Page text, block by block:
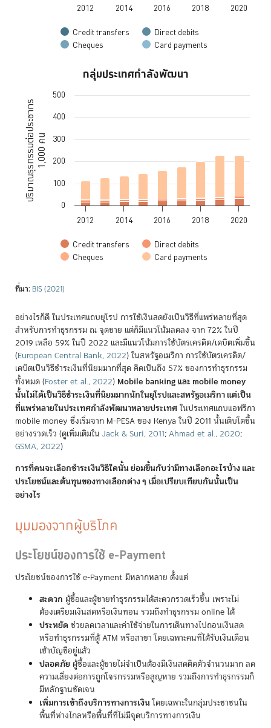
Credit transfers
Direct debits
Cheques
Card payments
2012 2014 2016 2018 2020
End of interactive chart.
กลุ่มประเทศกำลังพัฒนา
Bar chart with 4 data series.
The chart has 1 X axis displaying values. Data ranges from 2012 to
The chart has 1 Y axis displaying ปริมาณธุรกรรมต่อประชากร 1,000 ค
ปริมาณธุรกรรมต่อประชากร1,000 คน
กลุ่มประเทศกำลังพัฒนา
Credit transfers
Direct debits
Cheques
Card payments
2012 2014 2016 2018 2020
0
100
200
300
400
500
End of interactive chart.
ที่มา: BIS (2021)
อย่างไรก็ดี ในประเทศแถบยุโรป การใช้เงินสดยังเป็นวิธีที่แพร่หลายที่สุด
สำหรับการทำธุรกรรม ณ จุดขาย แต่ก็มีแนวโน้มลดลง จาก 72% ในปี
2019 เหลือ 59% ในปี 2022 และมีแนวโน้มการใช้บัตรเครดิต/เดบิตเพิ่มขึ้น
(European Central Bank, 2022)ในสหรัฐอเมริกา การใช้บัตรเครดิต/
เดบิตเป็นวิธีชำระเงินที่นิยมมากที่สุด คิดเป็นถึง 57% ของการทำธุรกรรม
ทั้งหมด(Foster et al., 2022) Mobile banking และ mobile money
นั้นไม่ได้เป็นวิธีชำระเงินที่นิยมมากนักในยุโรปและสหรัฐอเมริกา แต่เป็น
ที่แพร่หลายในประเทศกำลังพัฒนาหลายประเทศในประเทศแถบแอฟริกา
mobile money ซึ่งเริ่มจาก M-PESA ของ Kenya ในปี 2011 นั้นเติบโตขึ้น
อย่างรวดเร็ว (ดูเพิ่มเติมใน Jack & Suri, 2011;Ahmad et al., 2020;
GSMA, 2022)
การที่คนจะเลือกชำระเงินวิธีใดนั้น ย่อมขึ้นกับว่ามีทางเลือกอะไรบ้าง และ
ประโยชน์และต้นทุนของทางเลือกต่าง ๆ เมื่อเปรียบเทียบกันนั้นเป็น
อย่างไร
มุมมองจากผู้บริโภค
ประโยชน์ของการใช้ e-Payment
ประโยชน์ของการใช้ e-Payment มีหลากหลาย ตั้งแต่
สะดวก ผู้ซื้อและผู้ขายทำธุรกรรมได้สะดวกรวดเร็วขึ้น เพราะไม่
ต้องเตรียมเงินสดหรือเงินทอน รวมถึงทำธุรกรรม online ได้
ประหยัด ช่วยลดเวลาและค่าใช้จ่ายในการเดินทางไปถอนเงินสด
หรือทำธุรกรรมที่ตู้ ATM หรือสาขา โดยเฉพาะคนที่ได้รับเงินเดือน
เข้าบัญชีอยู่แล้ว
ปลอดภัย ผู้ซื้อและผู้ขายไม่จำเป็นต้องมีเงินสดติดตัวจำนวนมาก ลด
ความเสี่ยงต่อการถูกโจรกรรมหรือสูญหาย รวมถึงการทำธุรกรรมก็
มีหลักฐานชัดเจน
เพิ่มการเข้าถึงบริการทางการเงินโดยเฉพาะในกลุ่มประชาชนใน
พื้นที่ห่างไกลหรือพื้นที่ที่ไม่มีจุดบริการทางการเงิน